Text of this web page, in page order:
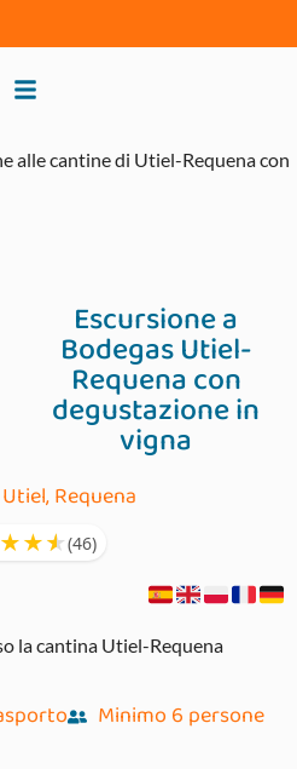
alle cantine di Utiel-Requena con
Escursione a
Bodegas Utiel-
Requena con
degustazione in
vigna
Utiel, Requena
Minimo 6 persone